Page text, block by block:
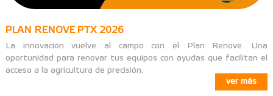
PLAN RENOVE PTX 2026
La innovación vuelve al campo con el Plan Renove. Una
oportunidad para renovar tus equipos con ayudas que facilitan el
acceso a la agricultura de precisión.
ver más